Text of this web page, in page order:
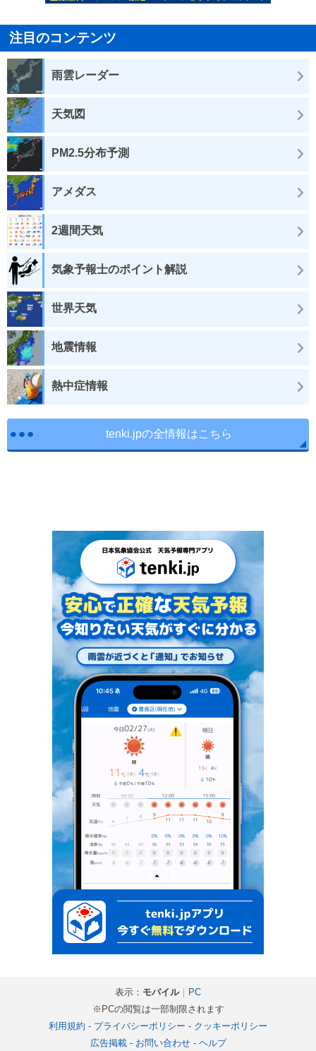
注目のコンテンツ
雨雲レーダー
天気図
PM2.5分布予測
アメダス
2週間天気
気象予報士のポイント解説
世界天気
地震情報
熱中症情報
tenki.jpの全情報はこちら
表示： モバイル｜ PC
※PCの閲覧は一部制限されます
利用規約 - プライバシーポリシー - クッキーポリシー
広告掲載- お問い合わせ- ヘルプ